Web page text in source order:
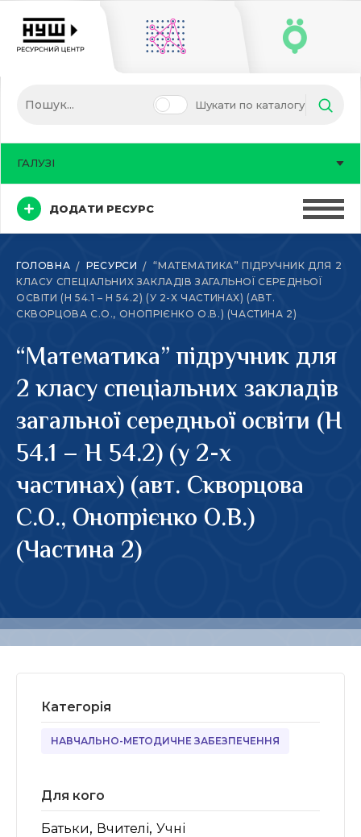
Шукати по каталогу
ДОДАТИ РЕСУРС
ГАЛУЗІ
ГОЛОВНА РЕСУРСИ
“МАТЕМАТИКА” ПІДРУЧНИК ДЛЯ 2
КЛАСУ СПЕЦІАЛЬНИХ ЗАКЛАДІВ ЗАГАЛЬНОЇ СЕРЕДНЬОЇ
ОСВІТИ (Н 54.1 – Н 54.2) (У 2-Х ЧАСТИНАХ) (АВТ.
СКВОРЦОВА С.О., ОНОПРІЄНКО О.В.) (ЧАСТИНА 2)
“Математика” підручник для
2 класу спеціальних закладів
загальної середньої освіти (Н
54.1 – Н 54.2) (у 2-х
частинах) (авт. Скворцова
С.О., Онопрієнко О.В.)
(Частина 2)
Категорія
НАВЧАЛЬНО-МЕТОДИЧНЕ ЗАБЕЗПЕЧЕННЯ
Для кого
Батьки, Вчителі, Учні